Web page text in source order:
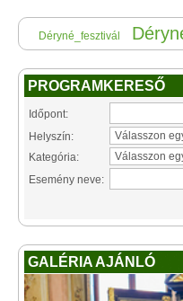
Déryné_fesztivál
PROGRAMKERESŐ
Időpont:
Helyszín:
Kategória:
Esemény neve:
GALÉRIA AJÁNLÓ